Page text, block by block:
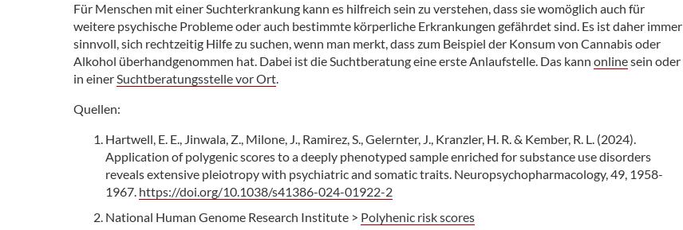
Für Menschen mit einer Suchterkrankung kann es hilfreich sein zu verstehen, dass sie womöglich auch für
weitere psychische Probleme oder auch bestimmte körperliche Erkrankungen gefährdet sind. Es ist daher immer
sinnvoll, sich rechtzeitig Hilfe zu suchen, wenn man merkt, dass zum Beispiel der Konsum von Cannabis oder
Alkohol überhandgenommen hat. Dabei ist die Suchtberatung eine erste Anlaufstelle. Das kann onlinesein oder
in einerSuchtberatungsstelle vor Ort.
Quellen:
Hartwell, E. E., Jinwala, Z., Milone, J., Ramirez, S., Gelernter, J., Kranzler, H. R. & Kember, R. L. (2024).
Application of polygenic scores to a deeply phenotyped sample enriched for substance use disorders
reveals extensive pleiotropy with psychiatric and somatic traits. Neuropsychopharmacology, 49, 1958-
1967. https://doi.org/10.1038/s41386-024-01922-2
National Human Genome Research Institute > Polyhenic risk scores